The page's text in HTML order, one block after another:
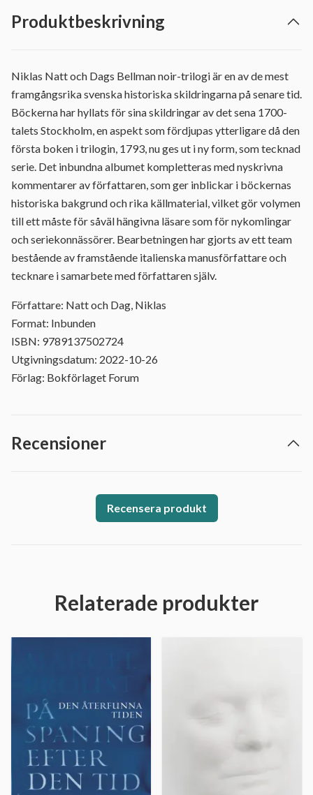
Produktbeskrivning
Niklas Natt och Dags Bellman noir-trilogi är en av de mest
framgångsrika svenska historiska skildringarna på senare tid.
Böckerna har hyllats för sina skildringar av det sena 1700-
talets Stockholm, en aspekt som fördjupas ytterligare då den
första boken i trilogin, 1793, nu ges ut i ny form, som tecknad
serie. Det inbundna albumet kompletteras med nyskrivna
kommentarer av författaren, som ger inblickar i böckernas
historiska bakgrund och rika källmaterial, vilket gör volymen
till ett måste för såväl hängivna läsare som för nykomlingar
och seriekonnässörer. Bearbetningen har gjorts av ett team
bestående av framstående italienska manusförfattare och
tecknare i samarbete med författaren själv.
Författare: Natt och Dag, Niklas
Format: Inbunden
ISBN: 9789137502724
Utgivningsdatum: 2022-10-26
Förlag: Bokförlaget Forum
Recensioner
Recensera produkt
Relaterade produkter